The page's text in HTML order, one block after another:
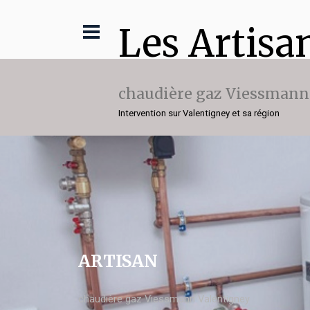
Les
chaudière gaz Viessmann
Intervention sur Valentigney et sa région
ARTISAN
chaudière gaz Viessmann Valentigney